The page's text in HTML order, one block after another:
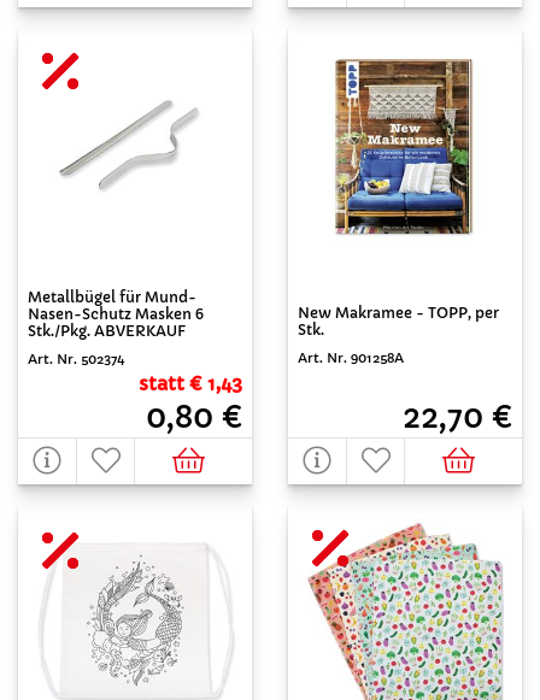
Metallbügel für Mund-
Nasen-Schutz Masken 6
Stk./Pkg. ABVERKAUF
Art. Nr. 502374
statt € 1,43
0,80 €
New Makramee - TOPP, per
Stk.
Art. Nr. 901258A
22,70 €